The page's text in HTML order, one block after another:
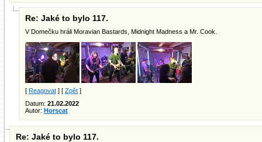
Re: Jaké to bylo 117.
V Domečku hráli Moravian Bastards, Midnight Madness a Mr. Cook.
[ Reagovat ] [ Zpět ]
Datum: 21.02.2022
Autor: Horscat
Re: Jaké to bylo 117.